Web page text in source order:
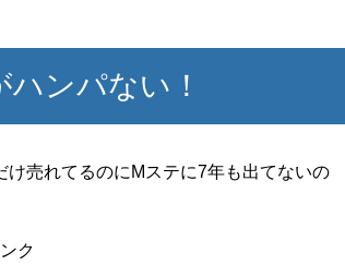
ンパない！
け売れてるのにMステに7年も出てないの
ク